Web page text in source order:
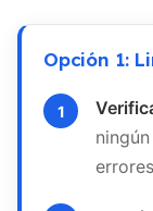
Opción 1: